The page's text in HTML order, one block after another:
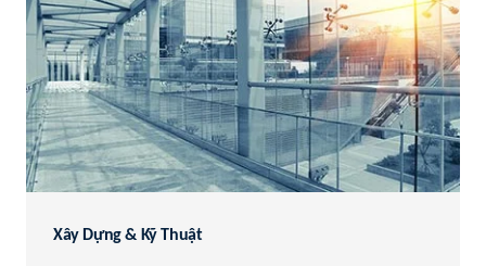
Xây Dựng & Kỹ Thuật